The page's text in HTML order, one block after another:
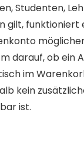
Studenten,
gilt, funktioniert
darauf, ob ein
im
kein
ist.